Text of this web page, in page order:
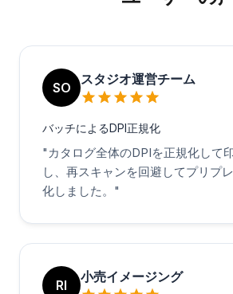
SO
スタジオ運営チーム
バッチによるDPI正規化
" カタログ全体のDPIを正規化して
し、再スキャンを回避してプリプ
化しました。 "
RI
小売イメージング